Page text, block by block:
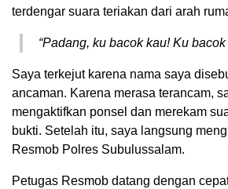
terdengar suara teriakan dari arah
“Padang, ku bacok kau! Ku bacok
Saya terkejut karena nama saya
ancaman. Karena merasa terancam,
mengaktifkan ponsel dan merekam
bukti. Setelah itu, saya langsung
Resmob Polres Subulussalam.
Petugas Resmob datang dengan